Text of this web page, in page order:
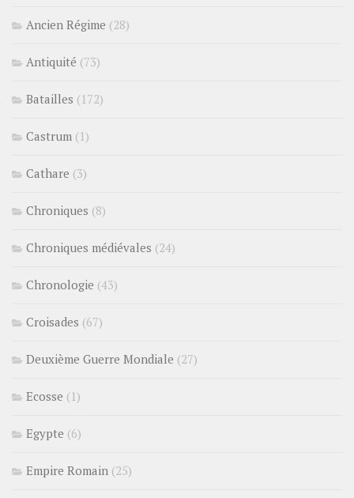
Ancien Régime (28)
Antiquité (73)
Batailles (172)
Castrum (1)
Cathare (3)
Chroniques (8)
Chroniques médiévales (24)
Chronologie (43)
Croisades (67)
Deuxième Guerre Mondiale (27)
Ecosse (1)
Egypte (6)
Empire Romain (25)